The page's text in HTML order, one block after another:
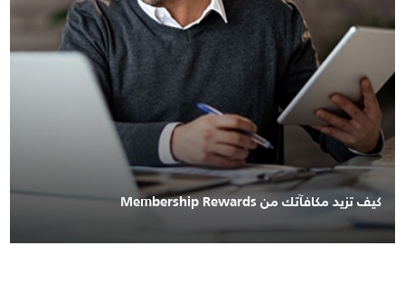
كيف تزيد مكافآتك من Membership Rewards